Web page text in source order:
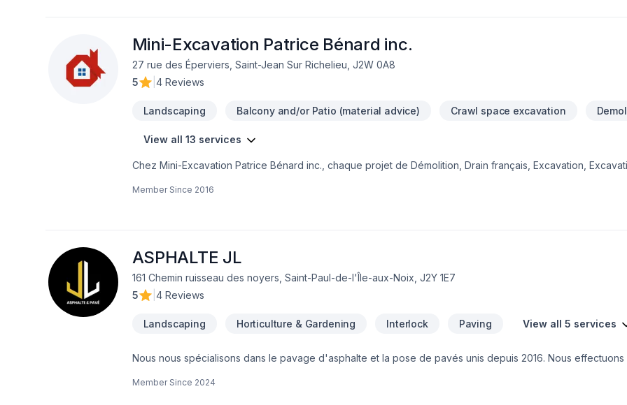
Mini-Excavation Patrice Bénard inc.
27 rue des Éperviers, Saint-Jean Sur Richelieu, J2W 0A8
5
4 Reviews
Landscaping Balcony and/or Patio (material advice) Crawl space excavation
View all 13 services
Chez Mini-Excavation Patrice Bénard inc., chaque projet de Démolition, Drain français, Excavation,
satisfaction client à Eastern Ontario,Estrie,Laval,Montérégie,Montréal. Notre équipe expérimentée vous
Member Since 2016
ASPHALTE JL
161 Chemin ruisseau des noyers, Saint-Paul-de-l'Île-aux-Noix, J2Y 1E7
5
4 Reviews
Landscaping Horticulture & Gardening Interlock Paving View all 5 services
Nous nous spécialisons dans le pavage d'asphalte et la pose de pavés unis depuis 2016. Nous
projets d'aménagement.
Member Since 2024